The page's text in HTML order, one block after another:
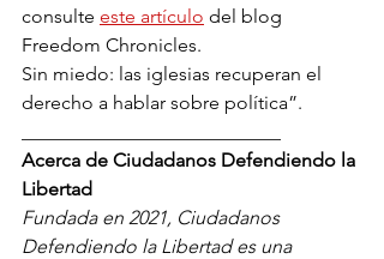
consulte este artículo del blog
Freedom Chronicles.
Sin miedo: las iglesias recuperan el
derecho a hablar sobre política”.
Acerca de Ciudadanos Defendiendo la
Libertad
Fundada en 2021, Ciudadanos
Defendiendo la Libertad es una